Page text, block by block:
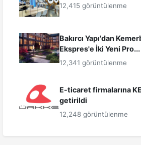
12,415 görüntülenme
Bakırcı Yapı'dan
Ekspres'e İki Yeni Pro...
12,341 görüntülenme
E-ticaret firmalarına
getirildi
12,248 görüntülenme